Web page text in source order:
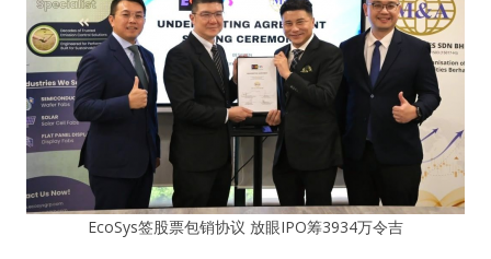
EcoSys签股票包销协议 放眼IPO筹3934万令吉